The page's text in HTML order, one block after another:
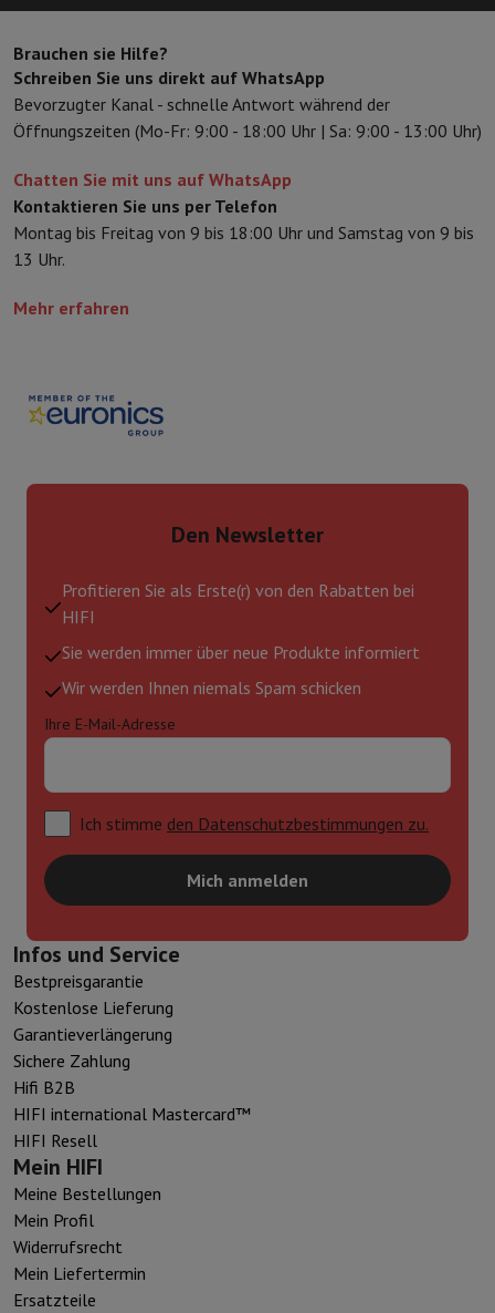
Brauchen sie Hilfe?
Schreiben Sie uns direkt auf WhatsApp
Bevorzugter Kanal - schnelle Antwort während der
Öffnungszeiten (Mo-Fr: 9:00 - 18:00 Uhr | Sa: 9:00 - 13:00 Uhr)
Chatten Sie mit uns auf WhatsApp
Kontaktieren Sie uns per Telefon
Montag bis Freitag von 9 bis 18:00 Uhr und Samstag von 9 bis
13 Uhr.
Mehr erfahren
Den Newsletter
Profitieren Sie als Erste(r) von den Rabatten bei
HIFI
Sie werden immer über neue Produkte informiert
Wir werden Ihnen niemals Spam schicken
Ihre E-Mail-Adresse
Ich stimme den Datenschutzbestimmungen zu.
Mich anmelden
Infos und Service
Bestpreisgarantie
Kostenlose Lieferung
Garantieverlängerung
Sichere Zahlung
Hifi B2B
HIFI international Mastercard™
HIFI Resell
Mein HIFI
Meine Bestellungen
Mein Profil
Widerrufsrecht
Mein Liefertermin
Ersatzteile